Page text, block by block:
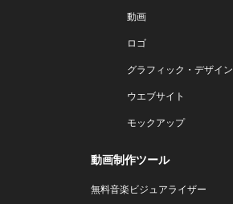
動画
ロゴ
グラフィック・デザイン
ウエブサイト
モックアップ
動画制作ツール
無料音楽ビジュアライザー